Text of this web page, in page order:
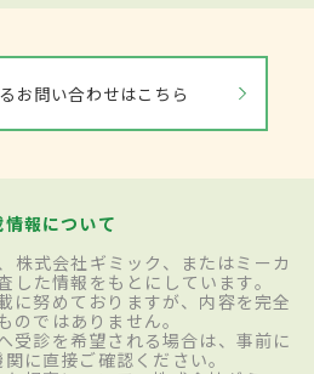
お問い合わせはこちら
情報について
株式会社ギミック、またはミーカ
した情報をもとにしています。
に努めておりますが、内容を完全
のではありません。
受診を希望される場合は、事前に
に直接ご確認ください。